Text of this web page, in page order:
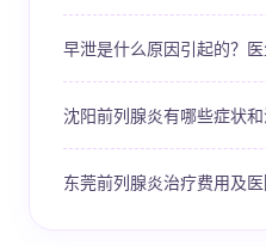
早泄是什么原因引起的？
沈阳前列腺炎有哪些症状
东莞前列腺炎治疗费用及